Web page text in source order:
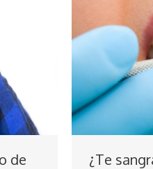
de
¿Te